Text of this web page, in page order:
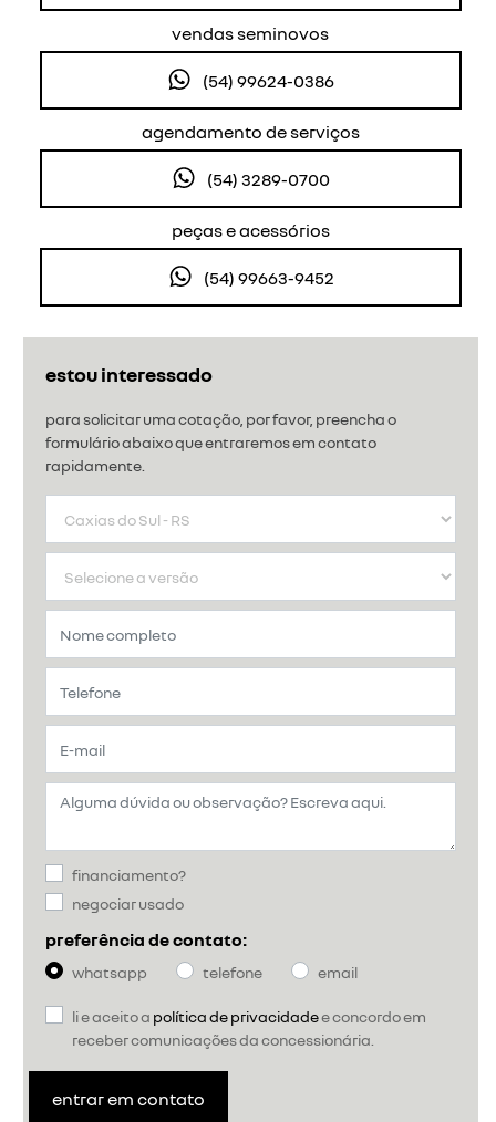
estou interessado
para solicitar uma cotação, por favor, preencha o
formulário abaixo que entraremos em contato
rapidamente.
financiamento?
negociar usado
preferência de contato:
whatsapp telefone email
li e aceito a política de privacidadee concordo em
receber comunicações da concessionária.
entrar em contato
vendas seminovos
(54) 99624-0386
agendamento de serviços
(54) 3289-0700
peças e acessórios
(54) 99663-9452